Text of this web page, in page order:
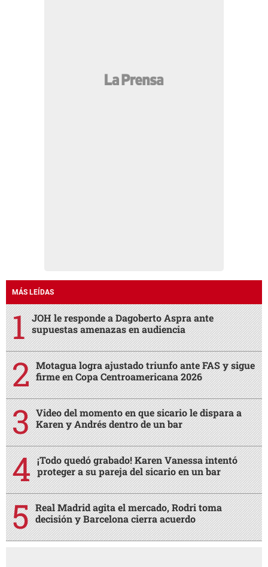
MÁS LEÍDAS
JOH le responde a Dagoberto Aspra ante
supuestas amenazas en audiencia
Motagua logra ajustado triunfo ante FAS y sigue
firme en Copa Centroamericana 2026
Video del momento en que sicario le dispara a
Karen y Andrés dentro de un bar
¡Todo quedó grabado! Karen Vanessa intentó
proteger a su pareja del sicario en un bar
Real Madrid agita el mercado, Rodri toma
decisión y Barcelona cierra acuerdo